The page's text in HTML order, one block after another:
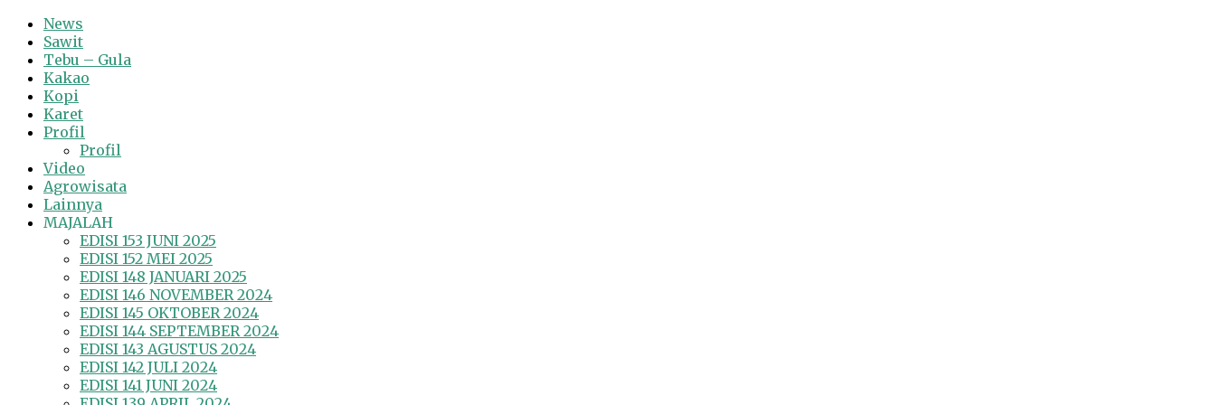
News
Sawit
Tebu – Gula
Kakao
Kopi
Karet
Profil
Profil
Video
Agrowisata
Lainnya
MAJALAH
EDISI 153 JUNI 2025
EDISI 152 MEI 2025
EDISI 148 JANUARI 2025
EDISI 146 NOVEMBER 2024
EDISI 145 OKTOBER 2024
EDISI 144 SEPTEMBER 2024
EDISI 143 AGUSTUS 2024
EDISI 142 JULI 2024
EDISI 141 JUNI 2024